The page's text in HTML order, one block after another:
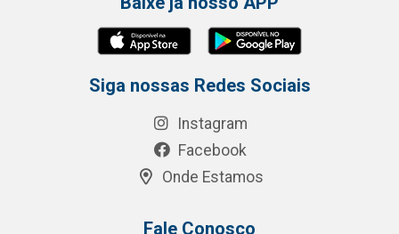
Siga nossas Redes Sociais
Instagram
Facebook
Onde Estamos
Fale Conosco